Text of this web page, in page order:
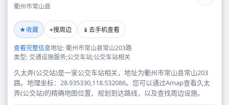
衢州市常山县
★收藏 ⌖搜周边 📱 去手机查看
查看完整信息地址: 衢州市常山县常山203路
类型: 交通设施服务;公交车站;公交车站相关
久太弄(公交站)是一家公交车站相关，地址为衢州市常山县常山203
路。地理坐标：28.935330,118.532086。您可以通过Amap查看久太
弄(公交站)的精确地图位置、规划到达路线，以及查找周边设施。